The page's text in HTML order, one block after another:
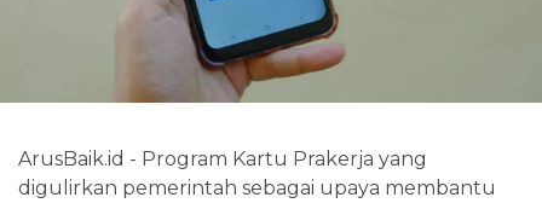
ArusBaik.id - Program Kartu Prakerja yang
digulirkan pemerintah sebagai upaya membantu